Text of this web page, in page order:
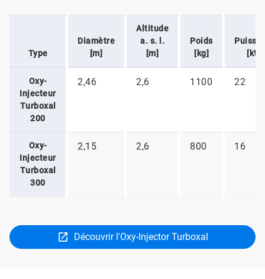
Type
Diamètre
[m]
Altitude
a. s. l.
[m]
Poids
[kg]
[kW]
Oxy-
Injecteur
Turboxal
200
2,46 2,6 1100 22
Oxy-
Injecteur
Turboxal
300
2,15 2,6 800 16
Découvrir l'Oxy-Injector Turboxal